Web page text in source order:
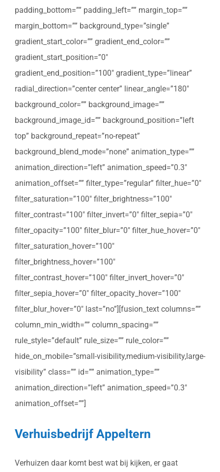
padding_bottom=”” padding_left=”” margin_top=””
margin_bottom=”” background_type=”single”
gradient_start_color=”” gradient_end_color=””
gradient_start_position=”0″
gradient_end_position=”100″ gradient_type=”linear”
radial_direction=”center center” linear_angle=”180″
background_color=”” background_image=””
background_image_id=”” background_position=”left
top” background_repeat=”no-repeat”
background_blend_mode=”none” animation_type=””
animation_direction=”left” animation_speed=”0.3″
animation_offset=”” filter_type=”regular” filter_hue=”0″
filter_saturation=”100″ filter_brightness=”100″
filter_contrast=”100″ filter_invert=”0″ filter_sepia=”0″
filter_opacity=”100″ filter_blur=”0″ filter_hue_hover=”0″
filter_saturation_hover=”100″
filter_brightness_hover=”100″
filter_contrast_hover=”100″ filter_invert_hover=”0″
filter_sepia_hover=”0″ filter_opacity_hover=”100″
filter_blur_hover=”0″ last=”no”][fusion_text columns=””
column_min_width=”” column_spacing=””
rule_style=”default” rule_size=”” rule_color=””
hide_on_mobile=”small-visibility,medium-visibility,large-
visibility” class=”” id=”” animation_type=””
animation_direction=”left” animation_speed=”0.3″
animation_offset=””]
Verhuisbedrijf Appeltern
Verhuizen daar komt best wat bij kijken, er gaat